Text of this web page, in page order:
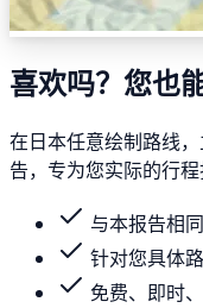
喜欢吗？您也
在日本任意绘制路线
告，专为您实际的行程
与本报告相
针对您具体
免费、即时